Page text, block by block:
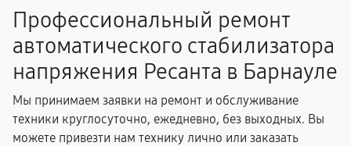
Профессиональный ремонт
автоматического стабилизатора
напряжения Ресанта в Барнауле
Мы принимаем заявки на ремонт и обслуживание
техники круглосуточно, ежедневно, без выходных. Вы
можете привезти нам технику лично или заказать